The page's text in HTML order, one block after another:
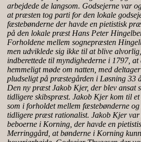
arbejdede de langsom. Godsejerne var
at præsten tog parti for den lokale
fæstebønderne der havde en pietistisk
på den lokale præst Hans Peter
Forholdene mellem sognepræsten
men udviklede sig ikke til at blive
indberettede til myndighederne i 1797,
hemmeligt møde om natten, med
pludseligt på præstegården i Løsning 33
Den ny præst Jakob Kjer, der blev
tidligere skibspræst. Jakob Kjer kom til
som i forholdet mellem fæstebønderne
tidligere præst rationalist. Jakob Kjer
beboerne i Korning, der havde en
Merringgård, at bønderne i Korning